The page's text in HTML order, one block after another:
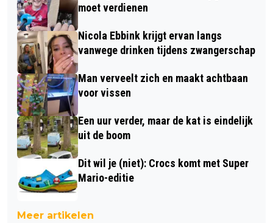
moet verdienen
Nicola Ebbink krijgt ervan langs
vanwege drinken tijdens zwangerschap
Man verveelt zich en maakt achtbaan
voor vissen
Een uur verder, maar de kat is eindelijk
uit de boom
Dit wil je (niet): Crocs komt met Super
Mario-editie
Meer artikelen